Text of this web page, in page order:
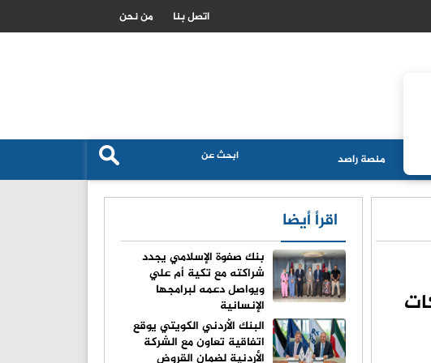
السعودية تتاهب لتصبح مركزا عالميا لتدفقات راس المال الاسلامي
من نحن اتصل بنا
منصة راصد
اقرأ أيضا
بنك صفوة الإسلامي يجدد
شراكته مع تكية أم علي
ويواصل دعمه لبرامجها
الإنسانية
البنك الأردني الكويتي يوقع
اتفاقية تعاون مع الشركة
الأردنية لضمان القروض